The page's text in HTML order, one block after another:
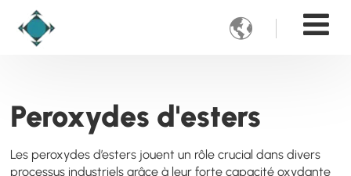

Peroxydes d'esters
Les peroxydes d’esters jouent un rôle crucial dans divers
processus industriels grâce à leur forte capacité oxydante